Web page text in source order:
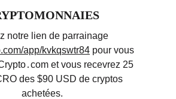
notre lien de parrainage
app/kvkqswtr84 pour vous
et vous recevrez 25
des $90 USD de cryptos
achetées.